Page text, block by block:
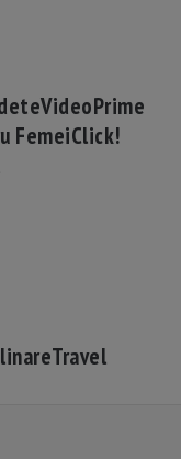
VideoPrime
FemeiClick!
Travel